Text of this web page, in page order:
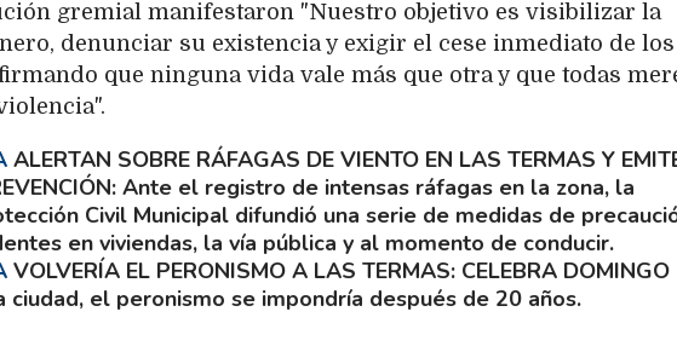
gremial manifestaron "Nuestro objetivo es visibilizar la
denunciar su existencia y exigir el cese inmediato de los
que ninguna vida vale más que otra y que todas
ALERTAN SOBRE RÁFAGAS DE VIENTO EN LAS TERMAS Y
Ante el registro de intensas ráfagas en la zona, la
Civil Municipal difundió una serie de medidas de
en viviendas, la vía pública y al momento de conducir.
VOLVERÍA EL PERONISMO A LAS TERMAS: CELEBRA DOMINGO
ciudad, el peronismo se impondría después de 20 años.